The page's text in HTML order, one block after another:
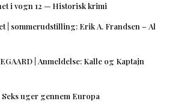
i vogn 12 — Historisk krimi
| sommerudstilling: Erik A. Frandsen – Al
| Anmeldelse: Kalle og Kaptajn
Seks uger gennem Europa